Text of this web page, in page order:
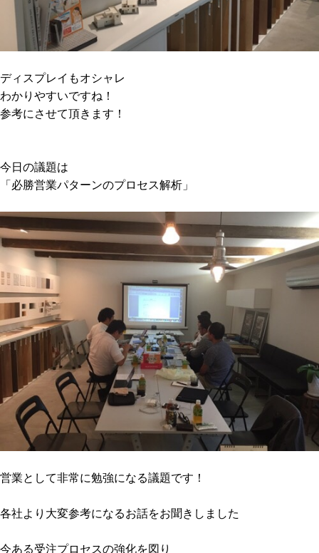
ディスプレイもオシャレ
わかりやすいですね！
参考にさせて頂きます！
今日の議題は
「必勝営業パターンのプロセス解析」
営業として非常に勉強になる議題です！
各社より大変参考になるお話をお聞きしました
今ある受注プロセスの強化を図り